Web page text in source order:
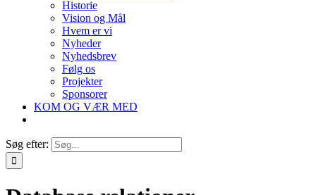
Historie
Vision og Mål
Hvem er vi
Nyheder
Nyhedsbrev
Følg os
Projekter
Sponsorer
KOM OG VÆR MED
Søg efter: